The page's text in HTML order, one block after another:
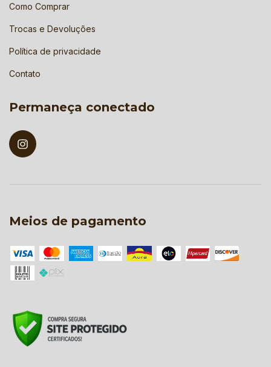
Como Comprar
Trocas e Devoluções
Política de privacidade
Contato
Permaneça conectado
Meios de pagamento